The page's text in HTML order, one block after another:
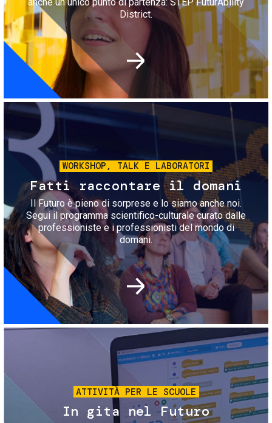
District.
Immagine
WORKSHOP, TALK E LABORATORI
Fatti raccontare il domani
Il Futuro è pieno di sorprese e lo siamo anche noi.
Segui il programma scientifico-culturale curato dalle
professioniste e i professionisti del mondo di
domani.
Immagine
ATTIVITÀ PER LE SCUOLE
In gita nel Futuro